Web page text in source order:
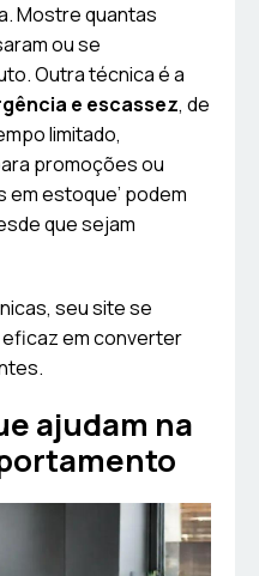
Mostre quantas
ou se
Outra técnica é a
e escassez, de
limitado,
promoções ou
em estoque’ podem
que sejam
seu site se
em converter
ajudam na